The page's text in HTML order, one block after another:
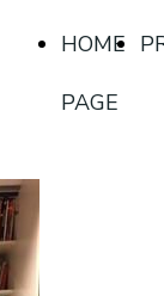
HOME
PAGE